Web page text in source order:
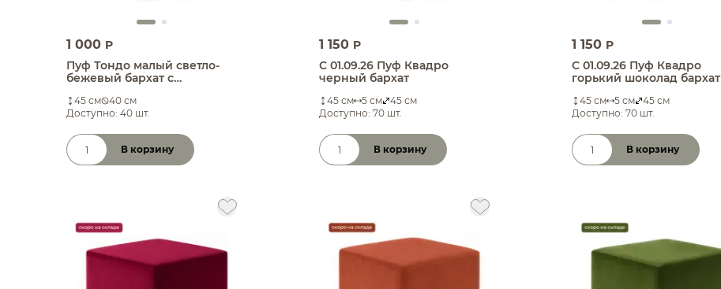
1 000 P
Пуф Тондо малый светло-
бежевый бархат с
45 см
40 см
Доступно: 40 шт.
Количество товара
В корзину
1 150 P
С 01.09.26 Пуф Квадро
черный бархат
45 см 5 см
45 см
Доступно: 70 шт.
Количество товара
В корзину
1 150 P
С 01.09.26 Пуф Квадро
горький шоколад бархат
45 см 5 см
45 см
Доступно: 70 шт.
Количество товара
В корзину